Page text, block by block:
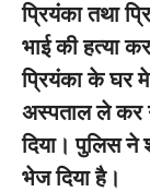
प्रियंका तथा
भाई की हत्या
प्रियंका के घर
अस्पताल ले कर
दिया। पुलिस ने
भेज दिया है।